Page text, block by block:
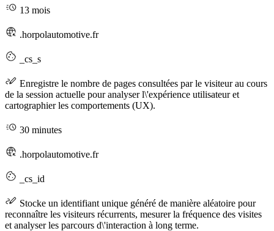
13 mois
.horpolautomotive.fr
_cs_s
Enregistre le nombre de pages consultées par le visiteur au cours
de la session actuelle pour analyser l\'expérience utilisateur et
cartographier les comportements (UX).
30 minutes
.horpolautomotive.fr
_cs_id
Stocke un identifiant unique généré de manière aléatoire pour
reconnaître les visiteurs récurrents, mesurer la fréquence des visites
et analyser les parcours d\'interaction à long terme.